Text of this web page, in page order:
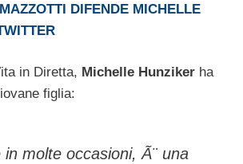
DIFENDE MICHELLE
in Diretta, Michelle Hunziker ha
figlia:
in molte occasioni, Ã¨ una